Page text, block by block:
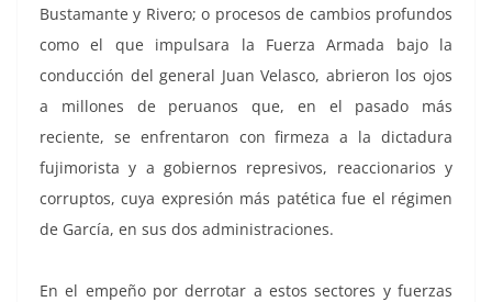
Bustamante y Rivero; o procesos de cambios profundos
como el que impulsara la Fuerza Armada bajo la
conducción del general Juan Velasco, abrieron los ojos
a millones de peruanos que, en el pasado más
reciente, se enfrentaron con firmeza a la dictadura
fujimorista y a gobiernos represivos, reaccionarios y
corruptos, cuya expresión más patética fue el régimen
de García, en sus dos administraciones.
En el empeño por derrotar a estos sectores y fuerzas